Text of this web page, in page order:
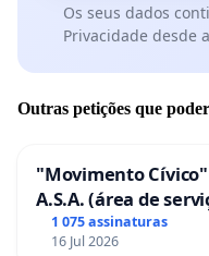
Os seus dados
Privacidade desde
Outras petições que
"Movimento
A.S.A. (área de
Coimbra
1 075 assinaturas
16 Jul 2026